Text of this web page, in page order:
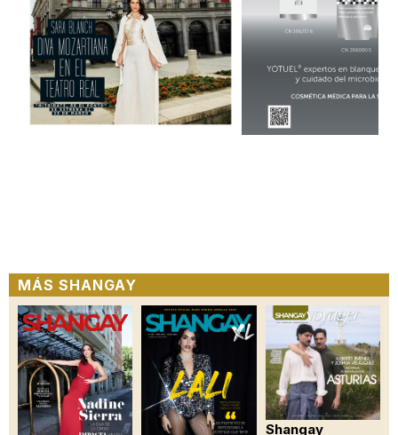
MÁS SHANGAY
Shangay